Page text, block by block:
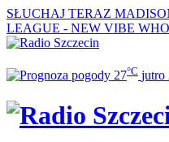
SŁUCHAJ TERAZ
LEAGUE - NEW VIBE
27°C jutro